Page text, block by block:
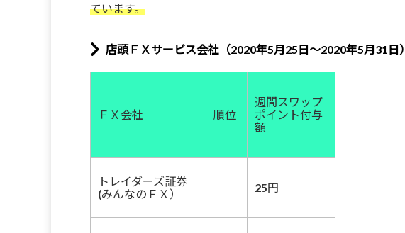
ています。
店頭ＦＸサービス会社（2020年5月25日～2020年5月31日）
ＦＸ会社 順位
週間スワップ
ポイント付与
額
トレイダーズ証券
(みんなのＦＸ）
25円